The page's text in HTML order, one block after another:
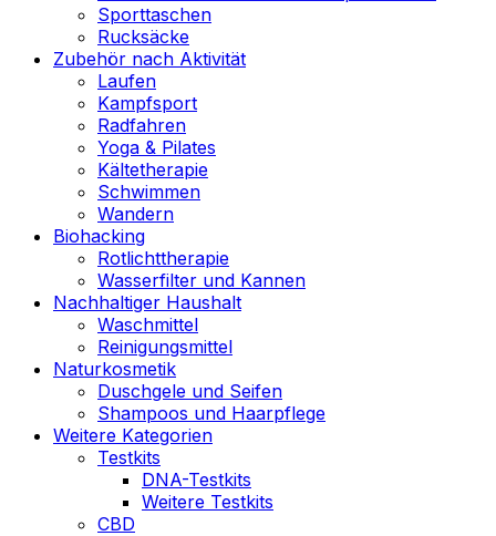
Sporttaschen
Rucksäcke
Zubehör nach Aktivität
Laufen
Kampfsport
Radfahren
Yoga & Pilates
Kältetherapie
Schwimmen
Wandern
Biohacking
Rotlichttherapie
Wasserfilter und Kannen
Nachhaltiger Haushalt
Waschmittel
Reinigungsmittel
Naturkosmetik
Duschgele und Seifen
Shampoos und Haarpflege
Weitere Kategorien
Testkits
DNA-Testkits
Weitere Testkits
CBD